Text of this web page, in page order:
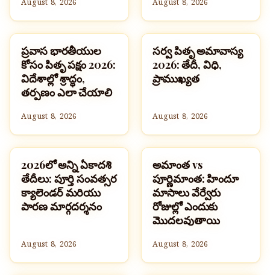
August 8, 2026 August 8, 2026
పండుగలు
ప్రవాస భారతీయుల
కోసం పితృ పక్షం 2026:
విదేశాల్లో శ్రాద్ధం,
తర్పణం ఎలా చేయాలి
August 8, 2026
పండుగలు
సర్వ పితృ అమావాస్య
2026: తేదీ, విధి,
ప్రాముఖ్యత
August 8, 2026
పండుగలు
2026లో అన్ని ఏకాదశి
తేదీలు: పూర్తి సంవత్సర
క్యాలెండర్ మరియు
పారణ మార్గదర్శనం
August 8, 2026
పండుగలు
అమాంత vs
పూర్ణిమాంత: హిందూ
మాసాలు వేర్వేరు
రోజుల్లో ఎందుకు
మొదలవుతాయి
August 8, 2026